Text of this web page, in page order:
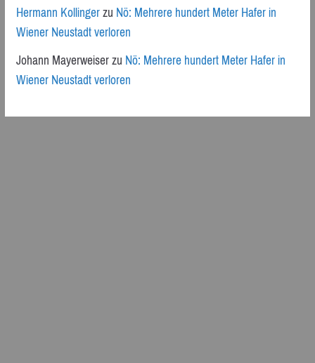
Hermann KollingerzuNö: Mehrere hundert Meter Hafer in
Wiener Neustadt verloren
Johann MayerweiserzuNö: Mehrere hundert Meter Hafer in
Wiener Neustadt verloren